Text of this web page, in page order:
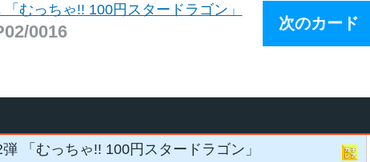
むっちゃ!! 100円スタードラゴン」
0016 次のカード
「むっちゃ!! 100円スタードラゴン」